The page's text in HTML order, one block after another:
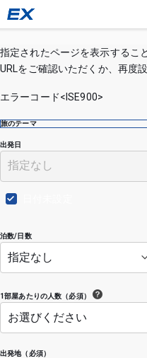
指定されたページを表示するこ
URLをご確認いただくか、再度
エラーコード<ISE900>
出発地（必須）
出発日
泊数/日数
1部屋あたりの人数（必須）
旅のテーマ